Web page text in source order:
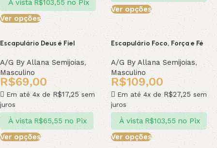
À vista R$103,55 no Pix
Ver opções
Ver opções
Escapulário Deus é Fiel
A/G By Allana Semijoias,
Masculino
R$69,00
Em até 4x de R$17,25 sem
juros
À vista R$65,55 no Pix
Ver opções
Escapulário Foco, Força e Fé
A/G By Allana Semijoias,
Masculino
R$109,00
Em até 4x deR$27,25 sem
juros
À vista R$103,55 no Pix
Ver opções